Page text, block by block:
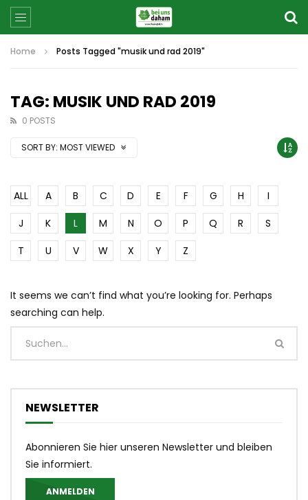
Home Posts Tagged "musik und rad 2019"
TAG: MUSIK UND RAD 2019
0 POSTS
SORT BY: MOST VIEWED
ALL A B C D E F G H
I
J
K L M N O P Q R
S
T
U V W X Y Z
It seems we can’t find what you’re looking for. Perhaps
searching can help.
NEWSLETTER
Abonnieren Sie hier unseren Newsletter und bleiben
Sie informiert.
ANMELDEN